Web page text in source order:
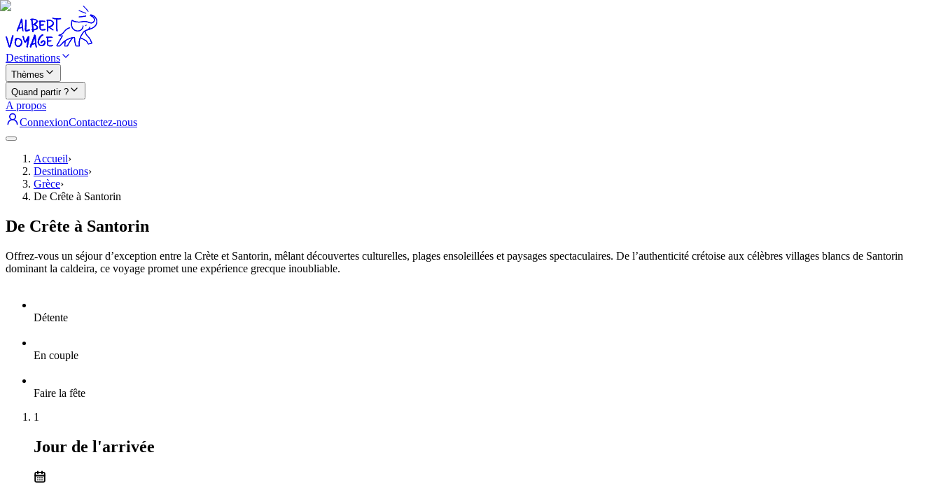
Destinations
Thèmes
Quand partir ?
A propos
ConnexionContactez-nous
Accueil›
Destinations›
Grèce›
De Crête à Santorin
De Crête à Santorin
Offrez-vous un séjour d’exception entre la Crète et Santorin, mêlant découvertes culturelles, plages ensoleillées et paysages spectaculaires. De l’authenticité crétoise aux célèbres villages blancs de Santorin
dominant la caldeira, ce voyage promet une expérience grecque inoubliable.
Détente
En couple
Faire la fête
1
Jour de l'arrivée